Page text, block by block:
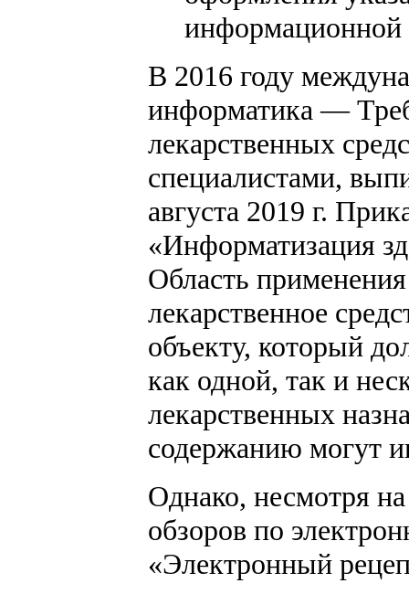
информационной
В 2016 году
информатика —
лекарственных
специалистами,
августа 2019 г.
«Информатизация
Область
лекарственное
объекту, который
как одной, так и
лекарственных
содержанию могут
Однако, несмотря
обзоров по
«Электронный